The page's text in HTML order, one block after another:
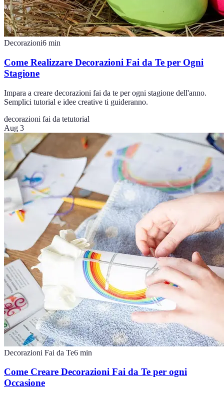
Decorazioni6 min
Come Realizzare Decorazioni Fai da Te per Ogni
Stagione
Impara a creare decorazioni fai da te per ogni stagione dell'anno.
Semplici tutorial e idee creative ti guideranno.
decorazioni fai da tetutorial
Aug 3
Decorazioni Fai da Te6 min
Come Creare Decorazioni Fai da Te per ogni
Occasione